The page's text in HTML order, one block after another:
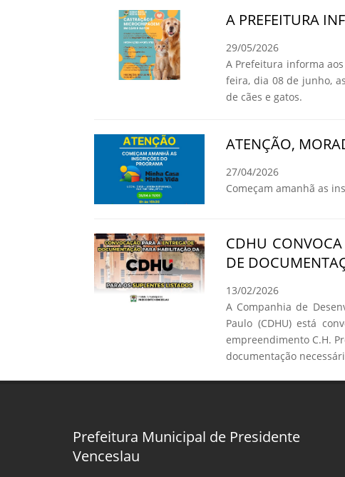
A PREFEITURA
29/05/2026
A Prefeitura informa
feira, dia 08 de junho,
de cães e gatos.
ATENÇÃO,
27/04/2026
Começam amanhã as
CDHU CONVOCA
DE
13/02/2026
A Companhia de
Paulo (CDHU) está
empreendimento C.H.
documentação
Prefeitura Municipal de Presidente
Venceslau